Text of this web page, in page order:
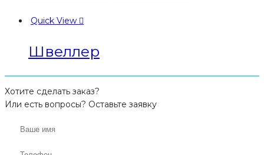
Quick View
Швеллер
Хотите сделать заказ?
Или есть вопросы? Оставьте заявку